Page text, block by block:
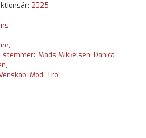
2025
,
stemmer:, Mads Mikkelsen, Danica
,
, Mod, Tro,